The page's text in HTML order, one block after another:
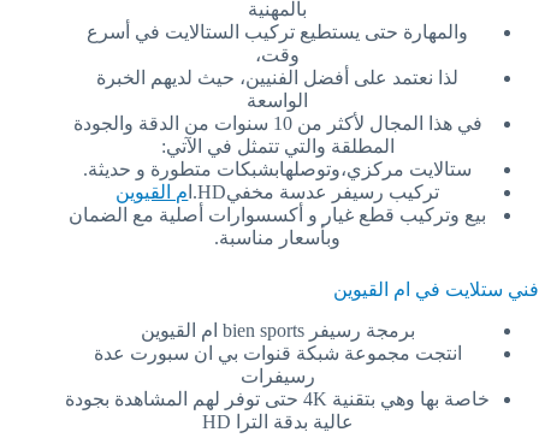
بالمهنية
والمهارة حتى يستطيع تركيب الستالايت في أسرع
وقت،
لذا نعتمد على أفضل الفنيين، حيث لديهم الخبرة
الواسعة
في هذا المجال لأكثر من 10 سنوات من الدقة والجودة
المطلقة والتي تتمثل في الآتي:
ستالايت مركزي،وتوصلهابشبكات متطورة و حديثة.
تركيب رسيفر عدسة مخفيHD.ا
م القيوين
بيع وتركيب قطع غيار و أكسسوارات أصلية مع الضمان
وبأسعار مناسبة.
فني ستلايت في ام القيوين
برمجة رسيفر bien sports ام القيوين
انتجت مجموعة شبكة قنوات بي ان سبورت عدة
رسيفرات
خاصة بها وهي بتقنية 4K حتى توفر لهم المشاهدة بجودة
عالية بدقة الترا HD